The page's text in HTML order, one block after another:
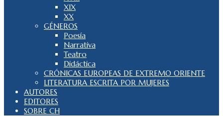
XIX
XX
GÉNEROS
Poesía
Narrativa
Teatro
Didáctica
CRÓNICAS EUROPEAS DE EXTREMO ORIENTE
LITERATURA ESCRITA POR MUJERES
AUTORES
EDITORES
SOBRE CH